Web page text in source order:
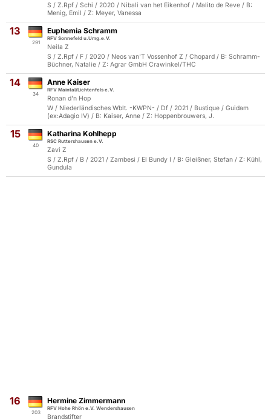
S / Z.Rpf / Schi / 2020 / Nibali van het Eikenhof / Malito de Reve / B:
Menig, Emil / Z: Meyer, Vanessa
13
291
Euphemia Schramm
RFV Sonnefeld u.Umg.e.V.
Neila Z
S / Z.Rpf / F / 2020 / Neos van'T Vossenhof Z / Chopard / B: Schramm-
Büchner, Natalie / Z: Agrar GmbH Crawinkel/THC
14
34
Anne Kaiser
RFV Maintal/Lichtenfels e.V.
Ronan d'n Hop
W / Niederländisches Wblt. -KWPN- / Df / 2021 / Bustique / Guidam
(ex:Adagio IV) / B: Kaiser, Anne / Z: Hoppenbrouwers, J.
15
40
Katharina Kohlhepp
RSC Ruttershausen e.V.
Zavi Z
S / Z.Rpf / B / 2021 / Zambesi / El Bundy I / B: Gleißner, Stefan / Z: Kühl,
Gundula
16
203
Hermine Zimmermann
RFV Hohe Rhön e.V. Wendershausen
Brandstifter